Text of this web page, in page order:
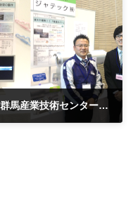
ものづくり技術展示商談会（場所：群馬産業技術センター）Since 2011